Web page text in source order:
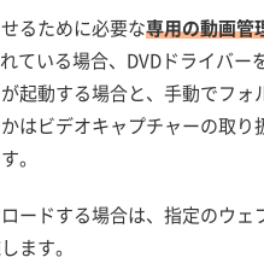
るために必要な専用の動画管
ている場合、DVDドライバ
起動する場合と、手動でフ
はビデオキャプチャーの取
。
ードする場合は、指定のウ
ます。